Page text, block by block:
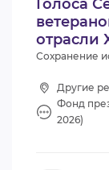
Голоса
Сохранение
Другие
Фонд
2026)